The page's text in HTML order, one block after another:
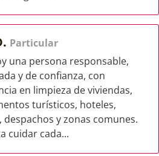
Particular
una persona responsable,
y de confianza, con
en limpieza de viviendas,
turísticos, hoteles,
despachos y zonas comunes.
cuidar cada...